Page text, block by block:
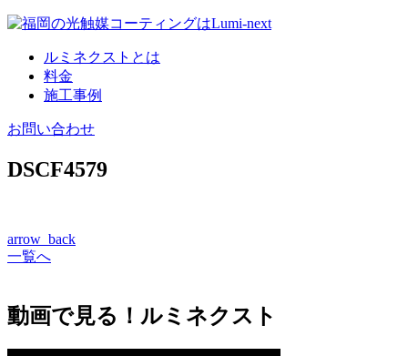
コ
ルミネクストとは
料金
施工事例
お問い合わせ
DSCF4579
arrow_back
一覧へ
動画で見る！ルミネクスト